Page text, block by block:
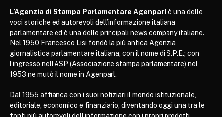
L’Agenzia di Stampa Parlamentare Agenparl è una delle
voci storiche ed autorevoli dell’informazione italiana
parlamentare ed è una delle principali news company italiane.
Nel 1950 Francesco Lisi fondò la più antica Agenzia
giornalistica parlamentare italiana, con il nome di S.P.E.; con
l’ingresso nell’ASP (Associazione stampa parlamentare) nel
1953 ne mutò il nome in Agenparl.
Dal 1955 affianca con i suoi notiziari il mondo istituzionale,
editoriale, economico e finanziario, diventando oggi una tra le